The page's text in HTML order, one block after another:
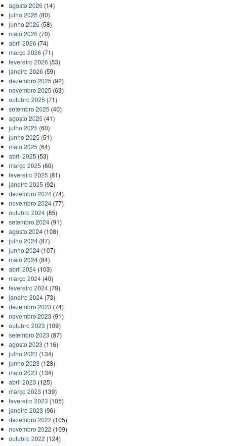
agosto 2026 (14)
julho 2026 (80)
junho 2026 (58)
maio 2026 (70)
abril 2026 (74)
março 2026 (71)
fevereiro 2026 (53)
janeiro 2026 (59)
dezembro 2025 (92)
novembro 2025 (63)
outubro 2025 (71)
setembro 2025 (40)
agosto 2025 (41)
julho 2025 (60)
junho 2025 (51)
maio 2025 (64)
abril 2025 (53)
março 2025 (60)
fevereiro 2025 (81)
janeiro 2025 (92)
dezembro 2024 (74)
novembro 2024 (77)
outubro 2024 (85)
setembro 2024 (91)
agosto 2024 (108)
julho 2024 (87)
junho 2024 (107)
maio 2024 (84)
abril 2024 (103)
março 2024 (40)
fevereiro 2024 (78)
janeiro 2024 (73)
dezembro 2023 (74)
novembro 2023 (91)
outubro 2023 (109)
setembro 2023 (87)
agosto 2023 (116)
julho 2023 (134)
junho 2023 (128)
maio 2023 (134)
abril 2023 (125)
março 2023 (139)
fevereiro 2023 (105)
janeiro 2023 (96)
dezembro 2022 (105)
novembro 2022 (109)
outubro 2022 (124)